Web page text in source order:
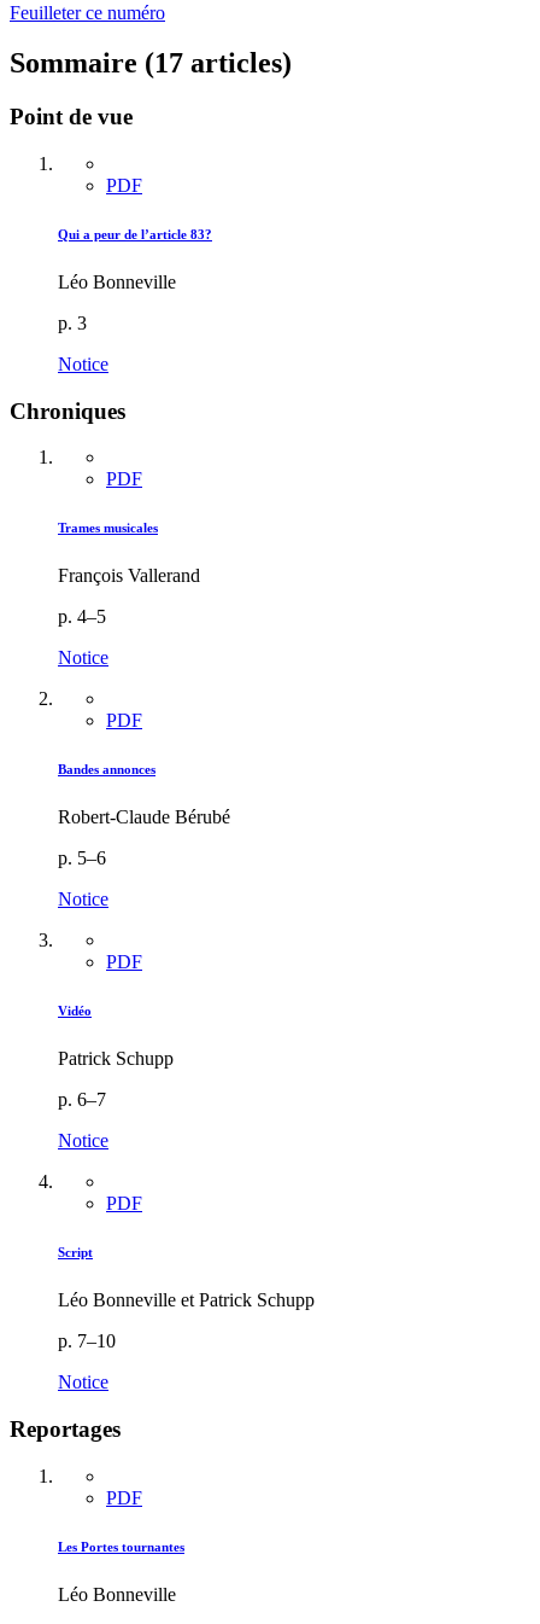
Feuilleter ce numéro
Sommaire (17 articles)
Point de vue
PDF
Qui a peur de l’article 83?
Léo Bonneville
p. 3
Notice
Chroniques
PDF
Trames musicales
François Vallerand
p. 4–5
Notice
PDF
Bandes annonces
Robert-Claude Bérubé
p. 5–6
Notice
PDF
Vidéo
Patrick Schupp
p. 6–7
Notice
PDF
Script
Léo Bonneville et Patrick Schupp
p. 7–10
Notice
Reportages
PDF
Les Portes tournantes
Léo Bonneville